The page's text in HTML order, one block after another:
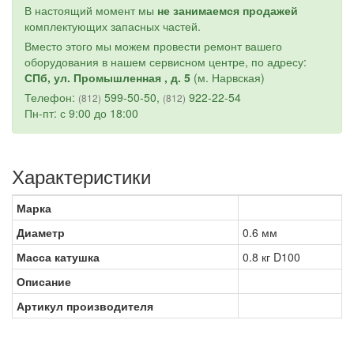
В настоящий момент мы не занимаемся продажей
комплектующих запасных частей.
Вместо этого мы можем провести ремонт вашего
оборудования в нашем сервисном центре, по адресу:
СПб, ул. Промышленная , д. 5 (м. Нарвская)
Телефон: (812) 599-50-50, (812) 922-22-54
Пн-пт: с 9:00 до 18:00
Характеристики
Марка
Диаметр
0.6 мм
Масса катушка
0.8 кг D100
Описание
Артикул производителя